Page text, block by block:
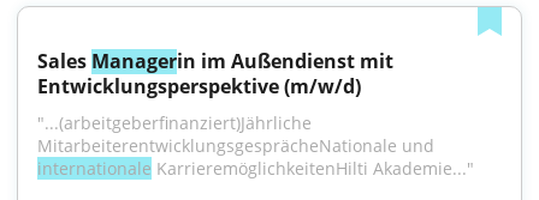
Sales Managerin im Außendienst mit
Entwicklungsperspektive (m/w/d)
"...(arbeitgeberfinanziert)Jährliche
internationale KarrieremöglichkeitenHilti Akademie..."